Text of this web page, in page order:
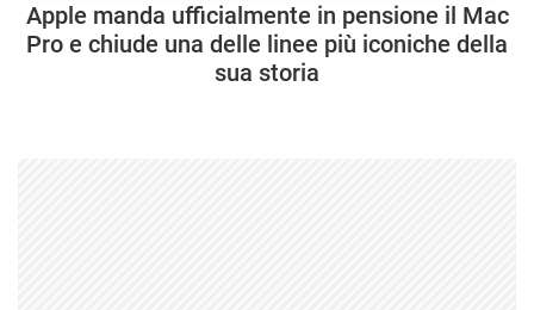
Apple manda ufficialmente in pensione il Mac
Pro e chiude una delle linee più iconiche della
sua storia